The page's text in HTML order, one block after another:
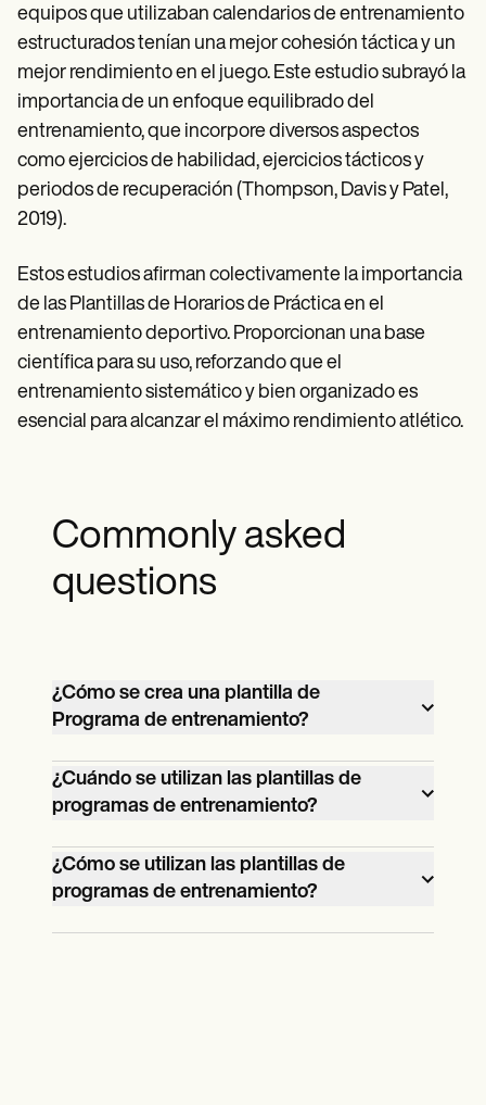
equipos que utilizaban calendarios de entrenamiento
estructurados tenían una mejor cohesión táctica y un
mejor rendimiento en el juego. Este estudio subrayó la
importancia de un enfoque equilibrado del
entrenamiento, que incorpore diversos aspectos
como ejercicios de habilidad, ejercicios tácticos y
periodos de recuperación (Thompson, Davis y Patel,
2019).
Estos estudios afirman colectivamente la importancia
de las Plantillas de Horarios de Práctica en el
entrenamiento deportivo. Proporcionan una base
científica para su uso, reforzando que el
entrenamiento sistemático y bien organizado es
esencial para alcanzar el máximo rendimiento atlético.
Commonly asked
questions
¿Cómo se crea una plantilla de
Programa de entrenamiento?
Seleccione una plantilla que se adapte a
su deporte y, a continuación,
personalícela para incluir actividades y
ejercicios específicos.
¿Cuándo se utilizan las plantillas de
programas de entrenamiento?
Las plantillas de programas de
entrenamiento se utilizan en el
entrenamiento deportivo, especialmente
en deportes de equipo como el fútbol y
¿Cómo se utilizan las plantillas de
programas de entrenamiento?
Las plantillas de programas de